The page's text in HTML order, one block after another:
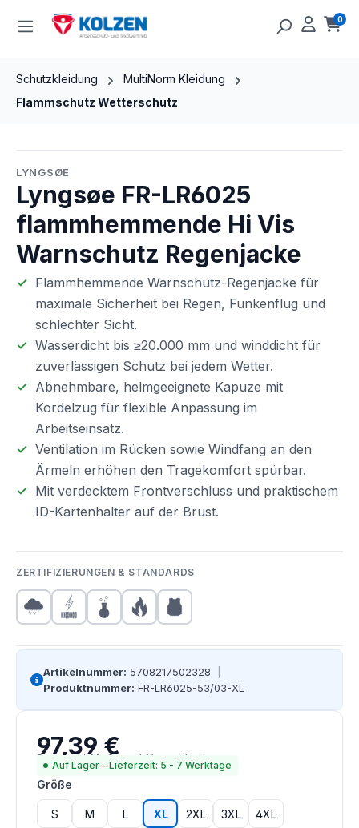
Zum Hauptinhalt springen 0
Schutzkleidung
MultiNorm Kleidung
Flammschutz Wetterschutz
LYNGSØE
Lyngsøe FR-LR6025
flammhemmende Hi Vis
Warnschutz Regenjacke
Flammhemmende Warnschutz-Regenjacke für
maximale Sicherheit bei Regen, Funkenflug und
schlechter Sicht.
Wasserdicht bis ≥20.000 mm und winddicht für
zuverlässigen Schutz bei jedem Wetter.
Abnehmbare, helmgeeignete Kapuze mit
Kordelzug für flexible Anpassung im
Arbeitseinsatz.
Ventilation im Rücken sowie Windfang an den
Ärmeln erhöhen den Tragekomfort spürbar.
Mit verdecktem Frontverschluss und praktischem
ID-Kartenhalter auf der Brust.
ZERTIFIZIERUNGEN & STANDARDS
Artikelnummer: 5708217502328
Produktnummer: FR-LR6025-53/03-XL
Regulärer Preis:
97,39 €
Preise inkl. MwSt. zzgl. Versandkosten
Auf Lager – Lieferzeit: 5 - 7 Werktage
Größe
S M L XL 2XL 3XL 4XL